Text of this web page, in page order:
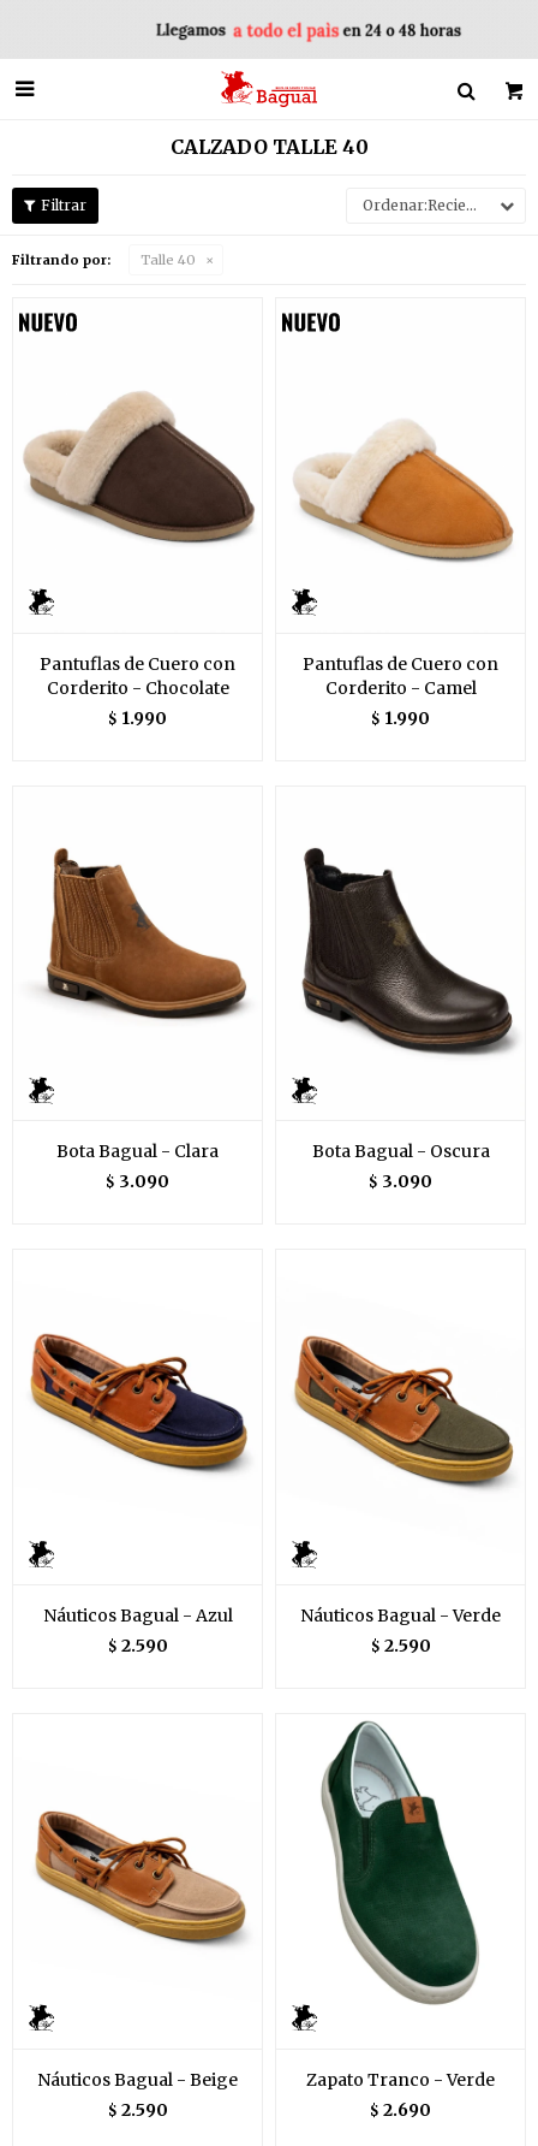

CALZADO TALLE 40
Recientes
Filtrando por: Talle 40
Pantuflas de Cuero con
Corderito - Chocolate
$ 1.990
Pantuflas de Cuero con
Corderito - Camel
$ 1.990
Bota Bagual - Clara
$ 3.090
Bota Bagual - Oscura
$ 3.090
Náuticos Bagual - Azul
$ 2.590
Náuticos Bagual - Verde
$ 2.590
Náuticos Bagual - Beige
$ 2.590
Zapato Tranco - Verde
$ 2.690